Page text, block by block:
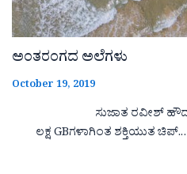
ಅಂತರಂಗದ ಅಲೆಗಳು
October 19, 2019
ಸುಜಾತ ರವೀಶ್ ಹೌದು.
ಲಕ್ಷ GBಗಳಾಗಿಂತ ಶಕ್ತಿಯುತ